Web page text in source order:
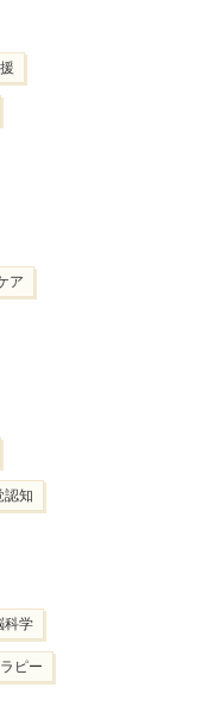
ア
認知
科学
ピー